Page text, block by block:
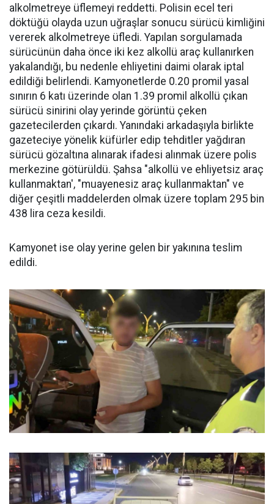
alkolmetreye üflemeyi reddetti. Polisin ecel teri
döktüğü olayda uzun uğraşlar sonucu sürücü kimliğini
vererek alkolmetreye üfledi. Yapılan sorgulamada
sürücünün daha önce iki kez alkollü araç kullanırken
yakalandığı, bu nedenle ehliyetini daimi olarak iptal
edildiği belirlendi. Kamyonetlerde 0.20 promil yasal
sınırın 6 katı üzerinde olan 1.39 promil alkollü çıkan
sürücü sinirini olay yerinde görüntü çeken
gazetecilerden çıkardı. Yanındaki arkadaşıyla birlikte
gazeteciye yönelik küfürler edip tehditler yağdıran
sürücü gözaltına alınarak ifadesi alınmak üzere polis
merkezine götürüldü. Şahsa "alkollü ve ehliyetsiz araç
kullanmaktan', "muayenesiz araç kullanmaktan" ve
diğer çeşitli maddelerden olmak üzere toplam 295 bin
438 lira ceza kesildi.
Kamyonet ise olay yerine gelen bir yakınına teslim
edildi.